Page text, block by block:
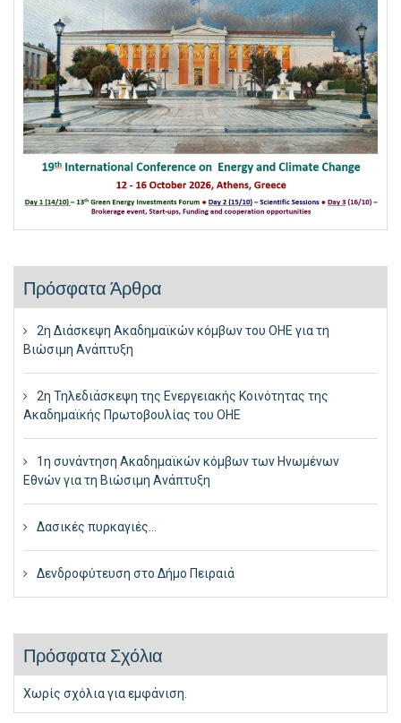
Πρόσφατα Άρθρα
2η Διάσκεψη Ακαδημαϊκών κόμβων του ΟΗΕ για τη
Βιώσιμη Ανάπτυξη
2η Τηλεδιάσκεψη της Ενεργειακής Κοινότητας της
Ακαδημαϊκής Πρωτοβουλίας του ΟΗΕ
1η συνάντηση Ακαδημαϊκών κόμβων των Ηνωμένων
Εθνών για τη Βιώσιμη Ανάπτυξη
Δασικές πυρκαγιές…
Δενδροφύτευση στο Δήμο Πειραιά
Πρόσφατα Σχόλια
Χωρίς σχόλια για εμφάνιση.